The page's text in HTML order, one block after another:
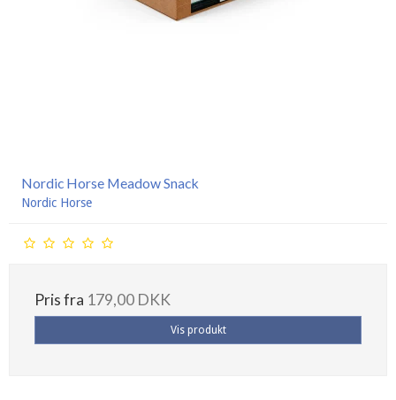
Nordic Horse Meadow Snack
Nordic Horse
Pris fra 179,00 DKK
Vis produkt